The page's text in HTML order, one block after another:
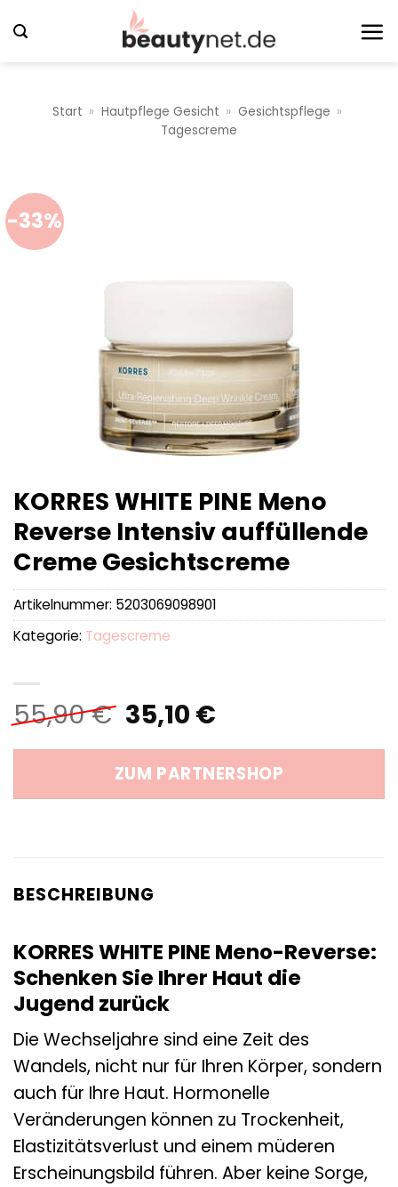
Inhalt
Start » Hautpflege Gesicht » Gesichtspflege »
Tagescreme
-33%
KORRES WHITE PINE Meno
Reverse Intensiv auffüllende
Creme Gesichtscreme
55,90€ Ursprünglicher
Preis
war:
55,90 €
35,10 €Aktueller
ist:
35,10 €.
ZUM PARTNERSHOP
Artikelnummer: 5203069098901
Kategorie: Tagescreme
BESCHREIBUNG
KORRES WHITE PINE Meno-Reverse:
Schenken Sie Ihrer Haut die
Jugend zurück
Die Wechseljahre sind eine Zeit des
Wandels, nicht nur für Ihren Körper, sondern
auch für Ihre Haut. Hormonelle
Veränderungen können zu Trockenheit,
Elastizitätsverlust und einem müderen
Erscheinungsbild führen. Aber keine Sorge,